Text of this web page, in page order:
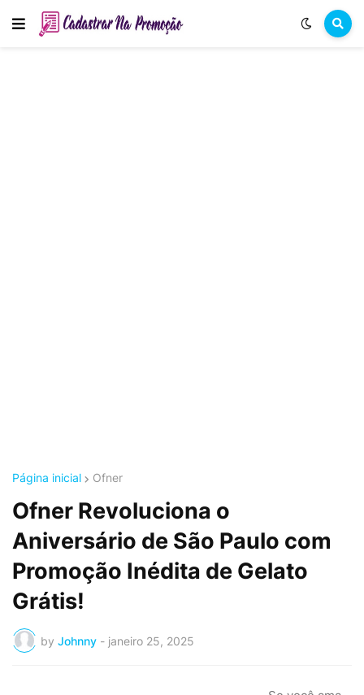
Página inicial Ofner
Ofner Revoluciona o
Aniversário de São Paulo com
Promoção Inédita de Gelato
Grátis!
by Johnny - janeiro 25, 2025